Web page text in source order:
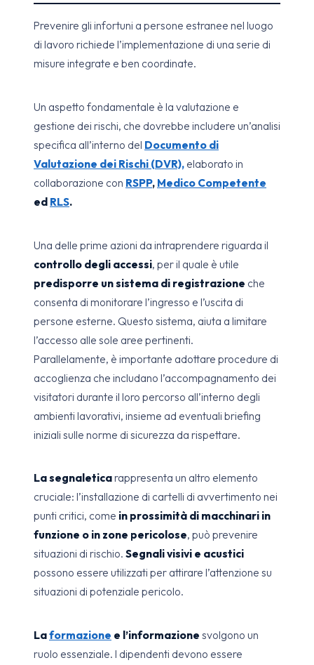
Prevenire gli infortuni a persone estranee nel luogo
di lavoro richiede l’implementazione di una serie di
misure integrate e ben coordinate.
Un aspetto fondamentale è la valutazione e
gestione dei rischi, che dovrebbe includere un’analisi
specifica all’interno del Documento di
Valutazione dei Rischi (DVR), elaborato in
collaborazione con RSPP, Medico Competente
ed RLS.
Una delle prime azioni da intraprendere riguarda il
controllo degli accessi, per il quale è utile
predisporre un sistema di registrazione che
consenta di monitorare l’ingresso e l’uscita di
persone esterne. Questo sistema, aiuta a limitare
l’accesso alle sole aree pertinenti.
Parallelamente, è importante adottare procedure di
accoglienza che includano l’accompagnamento dei
visitatori durante il loro percorso all’interno degli
ambienti lavorativi, insieme ad eventuali briefing
iniziali sulle norme di sicurezza da rispettare.
La segnaleticarappresenta un altro elemento
cruciale: l’installazione di cartelli di avvertimento nei
punti critici, come in prossimità di macchinari in
funzione o in zone pericolose, può prevenire
situazioni di rischio. Segnali visivi e acustici
possono essere utilizzati per attirare l’attenzione su
situazioni di potenziale pericolo.
Laformazione e l’informazione svolgono un
ruolo essenziale. I dipendenti devono essere